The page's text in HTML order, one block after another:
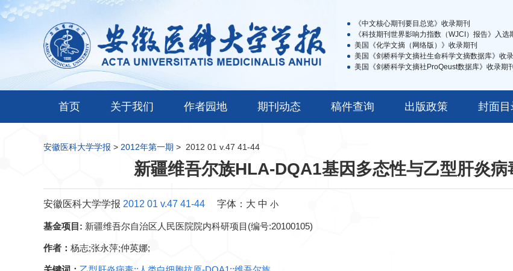
《中文核心期刊要目总览》收录期刊
《科技期刊世界影响力指数（WJCI）报告》入选
美国《化学文摘（网络版）》收录期刊
美国《剑桥科学文摘社生命科学文摘数据库》收
美国《剑桥科学文摘社ProQeust数据库》收录期刊
首页 关于我们 作者园地 期刊动态 稿件查询 出版政策 封面目
安徽医科大学学报 > 2012年第一期 > 2012 01 v.47 41-44
新疆维吾尔族HLA-DQA1基因多态性与乙型肝炎
安徽医科大学学报 2012 01 v.47 41-44 字体： 大 中 小
基金项目: 新疆维吾尔自治区人民医院院内科研项目(编号:20100105)
作者： 杨志;张永萍;仲英娜;